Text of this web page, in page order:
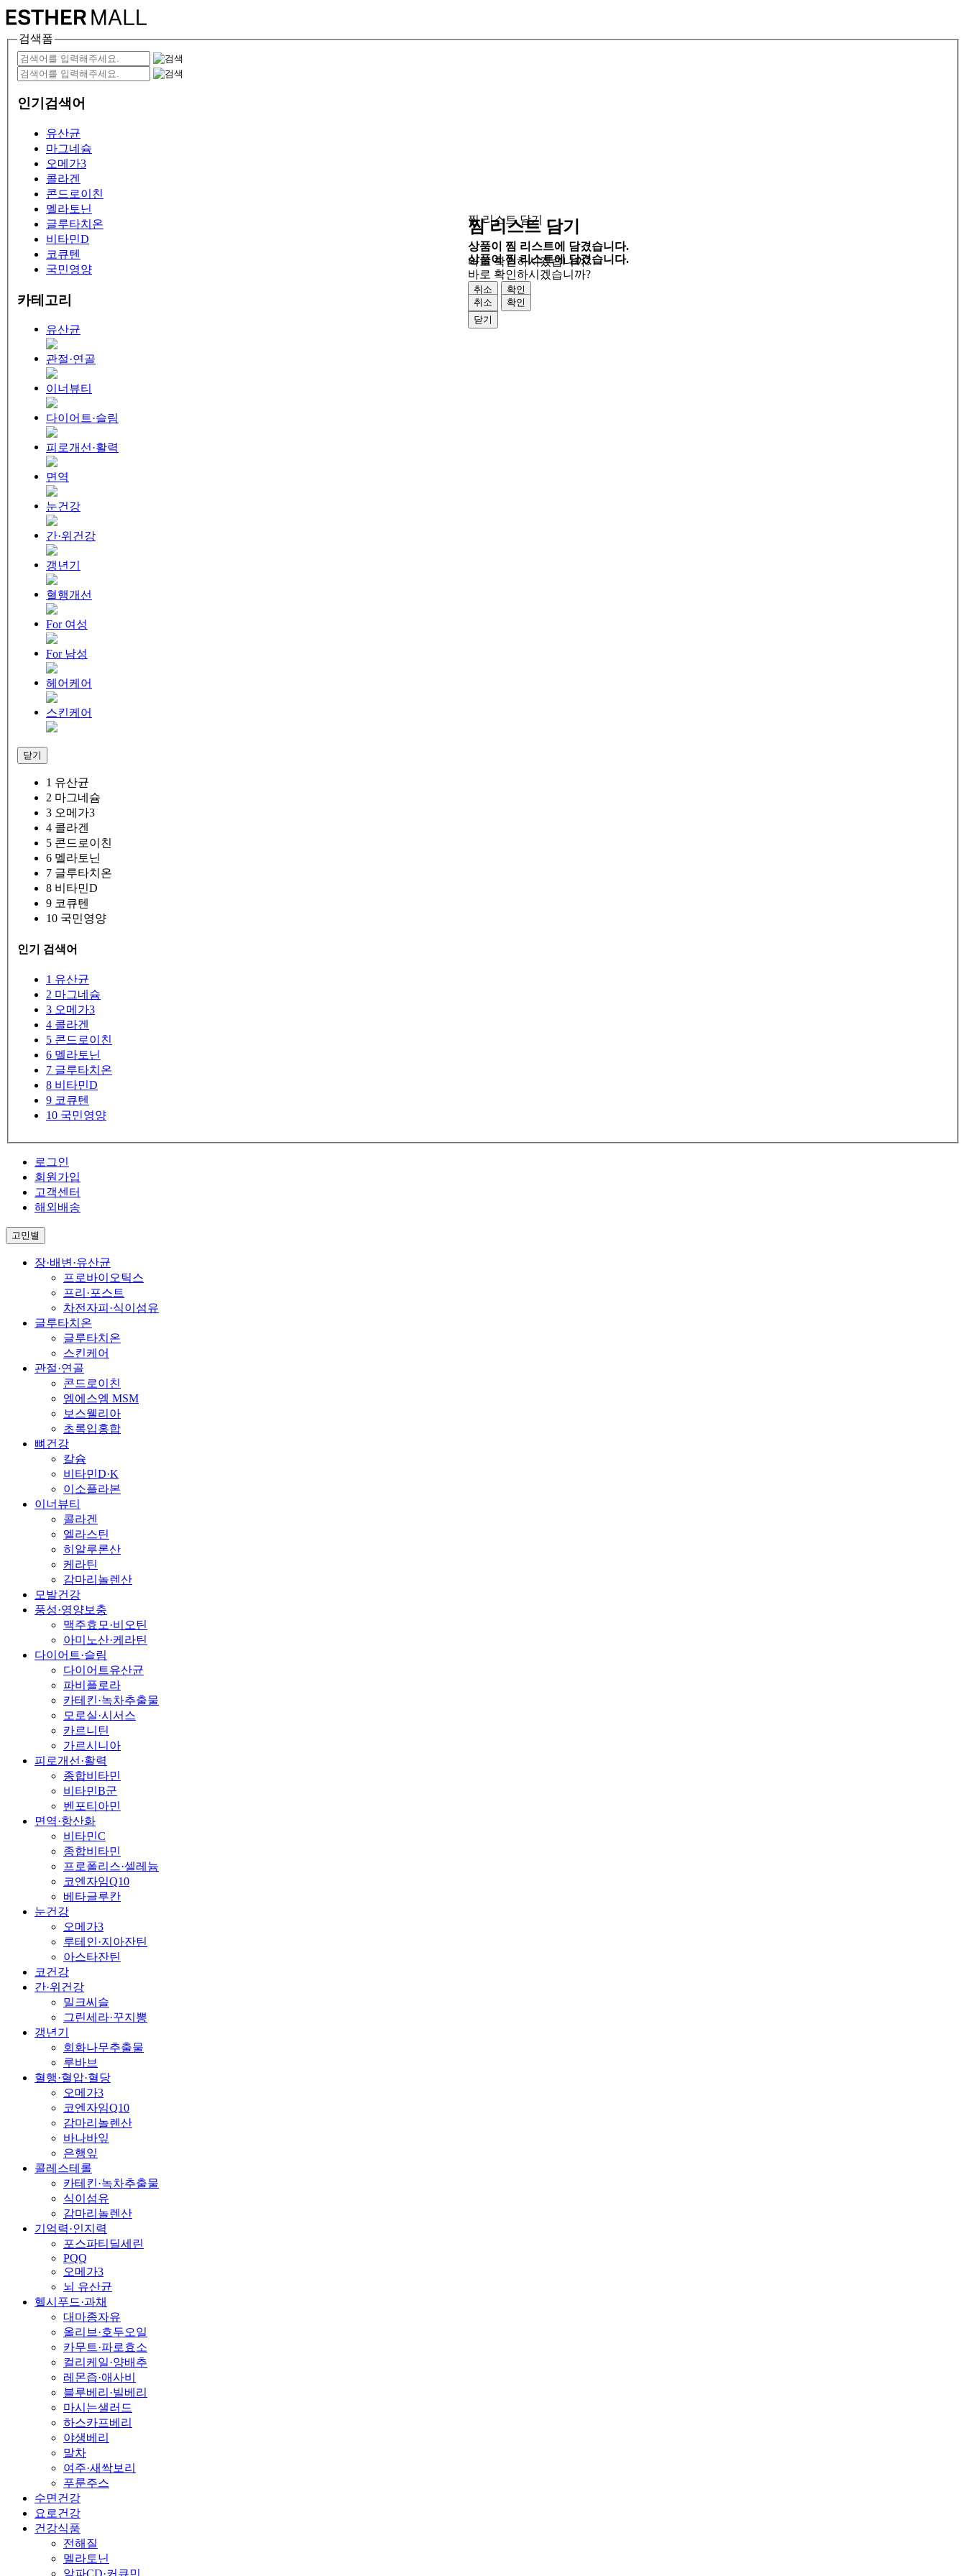
검색폼
인기검색어
유산균
마그네슘
오메가3
콜라겐
콘드로이친
멜라토닌
글루타치온
비타민D
코큐텐
국민영양
카테고리
유산균
관절·연골
이너뷰티
다이어트·슬림
피로개선·활력
면역
눈건강
간·위건강
갱년기
혈행개선
For 여성
For 남성
헤어케어
스킨케어
닫기
1 유산균
2 마그네슘
3 오메가3
4 콜라겐
5 콘드로이친
6 멜라토닌
7 글루타치온
8 비타민D
9 코큐텐
10 국민영양
인기 검색어
1 유산균
2 마그네슘
3 오메가3
4 콜라겐
5 콘드로이친
6 멜라토닌
7 글루타치온
8 비타민D
9 코큐텐
10 국민영양
로그인
회원가입
고객센터
해외배송
고민별
장·배변·유산균
프로바이오틱스
프리·포스트
차전자피·식이섬유
글루타치온
글루타치온
스킨케어
관절·연골
콘드로이친
엠에스엠 MSM
보스웰리아
초록입홍합
뼈건강
칼슘
비타민D·K
이소플라본
이너뷰티
콜라겐
엘라스틴
히알루론산
케라틴
감마리놀렌산
모발건강
풍성·영양보충
맥주효모·비오틴
아미노산·케라틴
다이어트·슬림
다이어트유산균
파비플로라
카테킨·녹차추출물
모로실·시서스
카르니틴
가르시니아
피로개선·활력
종합비타민
비타민B군
벤포티아민
면역·항산화
비타민C
종합비타민
프로폴리스·셀레늄
코엔자임Q10
베타글루칸
눈건강
오메가3
루테인·지아잔틴
아스타잔틴
코건강
간·위건강
밀크씨슬
그린세라·꾸지뽕
갱년기
회화나무추출물
루바브
혈행·혈압·혈당
오메가3
코엔자임Q10
감마리놀렌산
바나바잎
은행잎
콜레스테롤
카테킨·녹차추출물
식이섬유
감마리놀렌산
기억력·인지력
포스파티딜세린
PQQ
오메가3
뇌 유산균
헬시푸드·과채
대마종자유
올리브·호두오일
카무트·파로효소
컬리케일·양배추
레몬즙·애사비
블루베리·빌베리
마시는샐러드
하스카프베리
야생베리
말차
여주·새싹보리
푸룬주스
수면건강
요로건강
건강식품
전해질
멜라토닌
알파CD·커큐민
찜 리스트 담기
상품이 찜 리스트에 담겼습니다.
바로 확인하시겠습니까?
취소
확인
닫기
찜 리스트 담기
상품이 찜 리스트에 담겼습니다.
바로 확인하시겠습니까?
취소
확인
닫기